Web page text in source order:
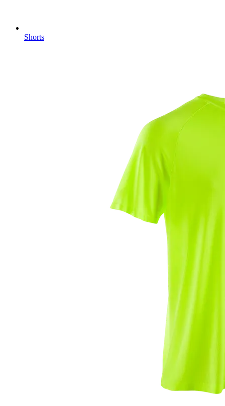
Shorts